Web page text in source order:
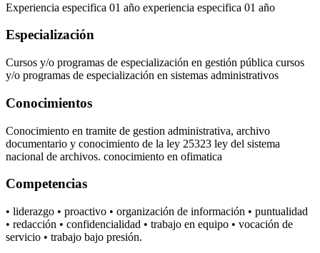
Experiencia especifica 01 año experiencia especifica 01 año
Especialización
Cursos y/o programas de especialización en gestión pública cursos
y/o programas de especialización en sistemas administrativos
Conocimientos
Conocimiento en tramite de gestion administrativa, archivo
documentario y conocimiento de la ley 25323 ley del sistema
nacional de archivos. conocimiento en ofimatica
Competencias
• liderazgo • proactivo • organización de información • puntualidad
• redacción • confidencialidad • trabajo en equipo • vocación de
servicio • trabajo bajo presión.